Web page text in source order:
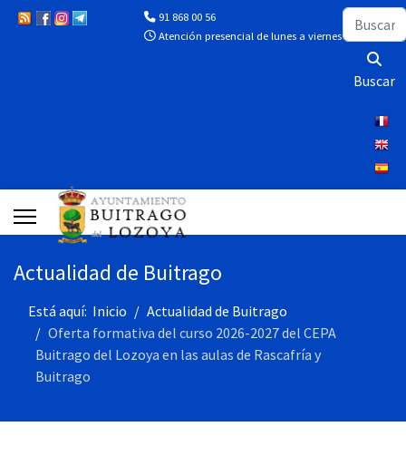
91 868 00 56
Atención presencial de lunes a viernes de 10:00 a
Buscar
Buscar
Actualidad de Buitrago
Está aquí: Inicio
Actualidad de Buitrago
Oferta formativa del curso 2026-2027 del CEPA
Buitrago del Lozoya en las aulas de Rascafría y
Buitrago